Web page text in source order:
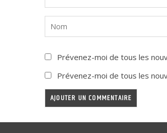
Prévenez-moi de tous les
Prévenez-moi de tous les